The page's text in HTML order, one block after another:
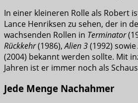
In einer kleineren Rolle als Robert
Lance Henriksen zu sehen, der in
wachsenden Rollen in Terminator
Rückkehr(1986),Alien 3(1992) sowie
(2004) bekannt werden sollte. Mit
Jahren ist er immer noch als
Jede Menge Nachahmer